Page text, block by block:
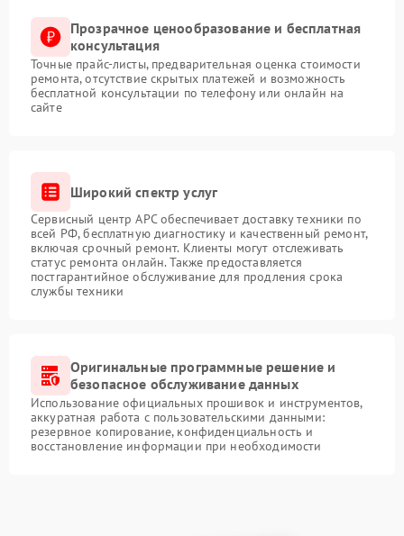
Прозрачное ценообразование и бесплатная
консультация
Точные прайс-листы, предварительная оценка стоимости
ремонта, отсутствие скрытых платежей и возможность
бесплатной консультации по телефону или онлайн на
сайте
Широкий спектр услуг
Сервисный центр APC обеспечивает доставку техники по
всей РФ, бесплатную диагностику и качественный ремонт,
включая срочный ремонт. Клиенты могут отслеживать
статус ремонта онлайн. Также предоставляется
постгарантийное обслуживание для продления срока
службы техники
Оригинальные программные решение и
безопасное обслуживание данных
Использование официальных прошивок и инструментов,
аккуратная работа с пользовательскими данными:
резервное копирование, конфиденциальность и
восстановление информации при необходимости